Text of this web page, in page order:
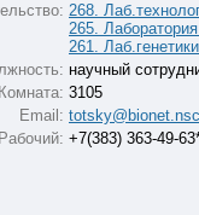
268.
265.
261.
научный
Комната: 3105
Email:
Рабочий: +7(383) 363-49-